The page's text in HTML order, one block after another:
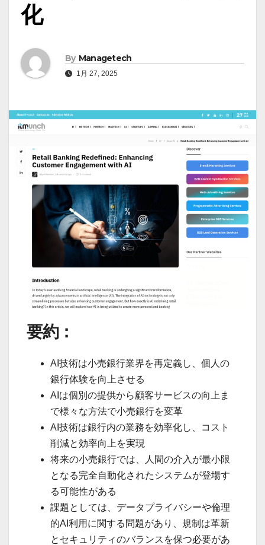
化
By Managetech
1月 27, 2025
要約：
AI技術は小売銀行業界を再定義し、個人の
銀行体験を向上させる
AIは個別の提供から顧客サービスの向上ま
で様々な方法で小売銀行を変革
AI技術は銀行内の業務を効率化し、コスト
削減と効率向上を実現
将来の小売銀行では、人間の介入が最小限
となる完全自動化されたシステムが登場す
る可能性がある
課題としては、データプライバシーや倫理
的AI利用に関する問題があり、規制は革新
とセキュリティのバランスを保つ必要があ